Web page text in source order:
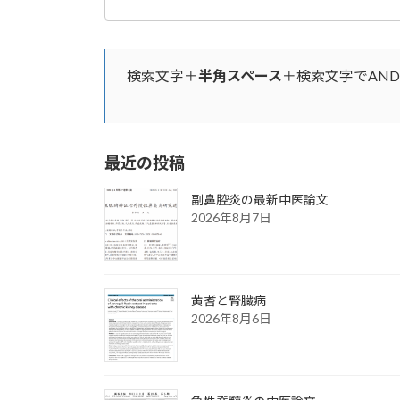
検索文字＋半角スペース＋検索文字で
最近の投稿
副鼻腔炎の最新中医論文
2026年8月7日
黄耆と腎臓病
2026年8月6日